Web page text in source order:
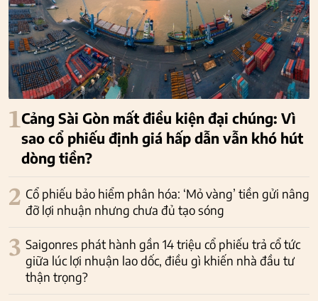
1Cảng Sài Gòn mất điều kiện đại chúng: Vì
sao cổ phiếu định giá hấp dẫn vẫn khó hút
dòng tiền?
2 Cổ phiếu bảo hiểm phân hóa: ‘Mỏ vàng’ tiền gửi nâng
đỡ lợi nhuận nhưng chưa đủ tạo sóng
3 Saigonres phát hành gần 14 triệu cổ phiếu trả cổ tức
giữa lúc lợi nhuận lao dốc, điều gì khiến nhà đầu tư
thận trọng?